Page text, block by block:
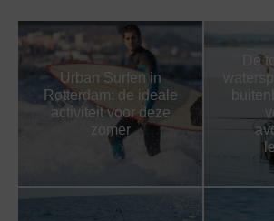
Urban Surfen in
Rotterdam: de ideale
activiteit voor deze
zomer
De